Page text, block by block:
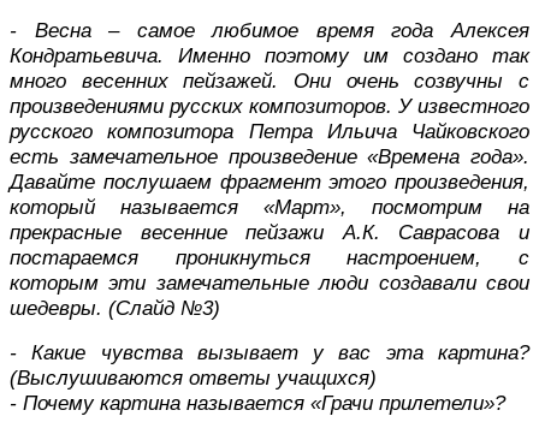
- Весна – самое любимое время года Алексея
Кондратьевича. Именно поэтому им создано так
много весенних пейзажей. Они очень созвучны с
произведениями русских композиторов. У известного
русского композитора Петра Ильича Чайковского
есть замечательное произведение «Времена года».
Давайте послушаем фрагмент этого произведения,
который называется «Март», посмотрим на
прекрасные весенние пейзажи А.К. Саврасова и
постараемся проникнуться настроением, с
которым эти замечательные люди создавали свои
шедевры. (Слайд №3)
- Какие чувства вызывает у вас эта картина?
(Выслушиваются ответы учащихся)
- Почему картина называется «Грачи прилетели»?